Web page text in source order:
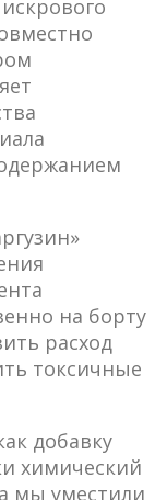
на борту
расход
токсичные
добавку
химический
мы уместили